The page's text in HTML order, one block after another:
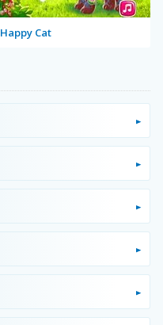
Happy Cat